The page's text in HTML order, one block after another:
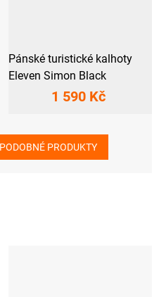
Pánské turistické kalhoty
Eleven Simon Black
1 590 Kč
PRODUKTY